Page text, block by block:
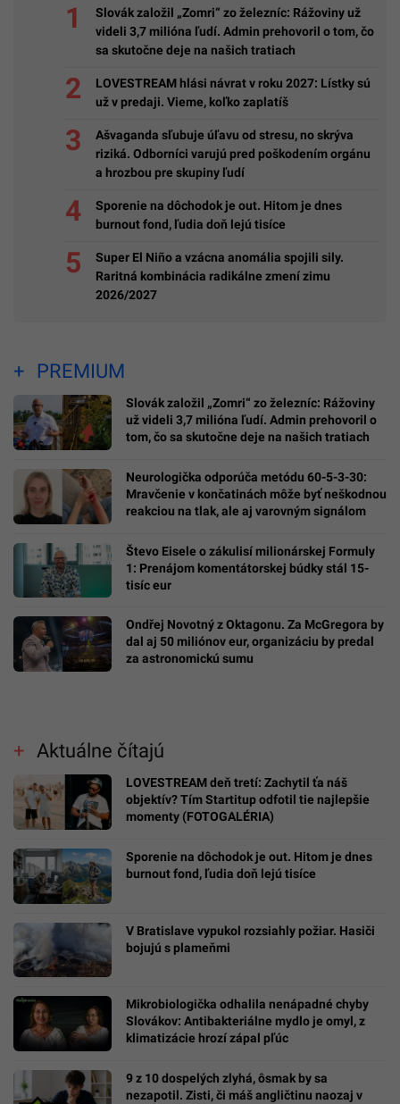
Slovák založil „Zomri“ zo železníc: Rážoviny už
videli 3,7 milióna ľudí. Admin prehovoril o tom, čo
sa skutočne deje na našich tratiach
LOVESTREAM hlási návrat v roku 2027: Lístky sú
už v predaji. Vieme, koľko zaplatíš
Ašvaganda sľubuje úľavu od stresu, no skrýva
riziká. Odborníci varujú pred poškodením orgánu
a hrozbou pre skupiny ľudí
Sporenie na dôchodok je out. Hitom je dnes
burnout fond, ľudia doň lejú tisíce
Super El Niño a vzácna anomália spojili sily.
Raritná kombinácia radikálne zmení zimu
2026/2027
PREMIUM
Slovák založil „Zomri“ zo železníc: Rážoviny
už videli 3,7 milióna ľudí. Admin prehovoril o
tom, čo sa skutočne deje na našich tratiach
Neurologička odporúča metódu 60-5-3-30:
Mravčenie v končatinách môže byť neškodnou
reakciou na tlak, ale aj varovným signálom
Števo Eisele o zákulisí milionárskej Formuly
1: Prenájom komentátorskej búdky stál 15-
tisíc eur
Ondřej Novotný z Oktagonu. Za McGregora by
dal aj 50 miliónov eur, organizáciu by predal
za astronomickú sumu
Aktuálne čítajú
LOVESTREAM deň tretí: Zachytil ťa náš
objektív? Tím Startitup odfotil tie najlepšie
momenty (FOTOGALÉRIA)
Sporenie na dôchodok je out. Hitom je dnes
burnout fond, ľudia doň lejú tisíce
V Bratislave vypukol rozsiahly požiar. Hasiči
bojujú s plameňmi
Mikrobiologička odhalila nenápadné chyby
Slovákov: Antibakteriálne mydlo je omyl, z
klimatizácie hrozí zápal pľúc
9 z 10 dospelých zlyhá, ôsmak by sa
nezapotil. Zisti, či máš angličtinu naozaj v